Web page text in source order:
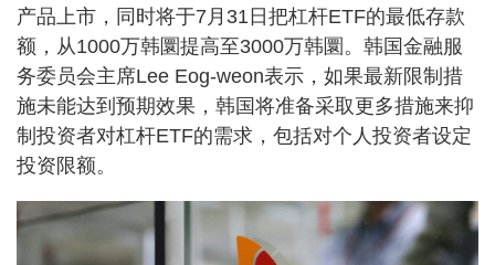
产品上市，同时将于7月31日把杠杆ETF的最低存款
额，从1000万韩圜提高至3000万韩圜。韩国金融服
务委员会主席Lee Eog-weon表示，如果最新限制措
施未能达到预期效果，韩国将准备采取更多措施来抑
制投资者对杠杆ETF的需求，包括对个人投资者设定
投资限额。